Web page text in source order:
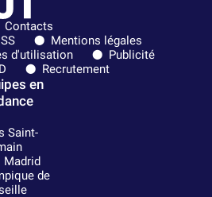
Contacts
Mentions légales
d'utilisation
Publicité
Recrutement
en
Saint-
Madrid
de